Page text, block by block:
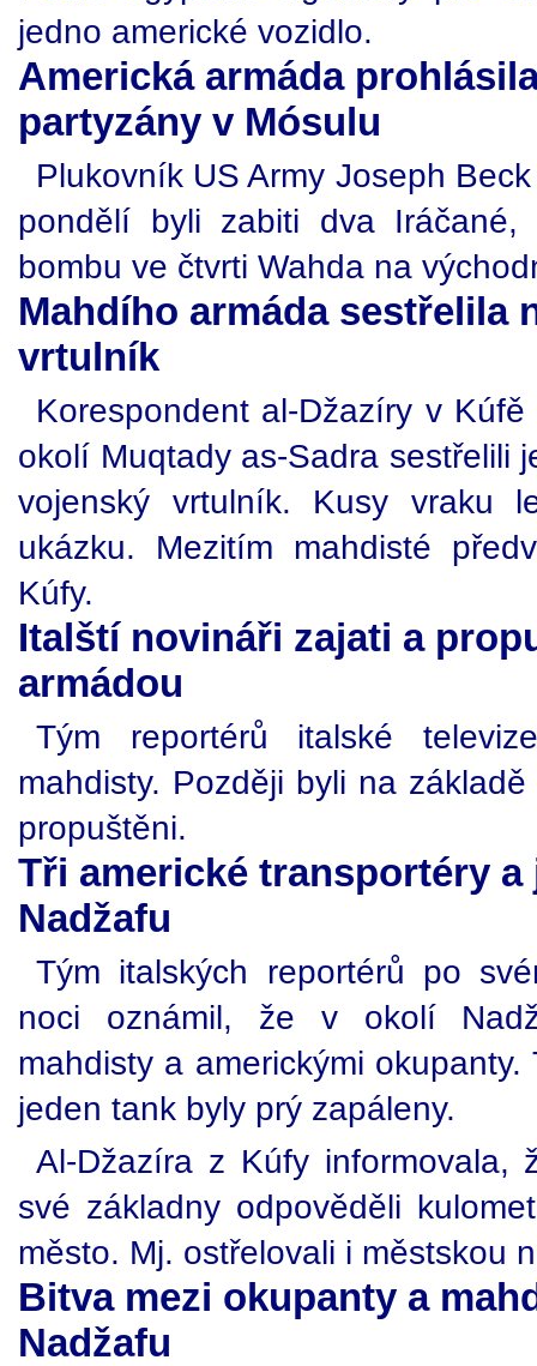
jedno americké vozidlo.
Americká armáda
partyzány v Mósulu
Plukovník US Army Joseph
pondělí byli zabiti dva
bombu ve čtvrti Wahda na
Mahdího armáda sestřelila
vrtulník
Korespondent al-Džazíry v
okolí Muqtady as-Sadra sestřelili
vojenský vrtulník. Kusy vraku
ukázku. Mezitím mahdisté
Kúfy.
Italští novináři zajati a
armádou
Tým reportérů italské
mahdisty. Později byli na
propuštěni.
Tři americké transportéry
Nadžafu
Tým italských reportérů po
noci oznámil, že v okolí
mahdisty a americkými
jeden tank byly prý zapáleny.
Al-Džazíra z Kúfy informovala,
své základny odpověděli
město. Mj. ostřelovali i městskou
Bitva mezi okupanty a
Nadžafu